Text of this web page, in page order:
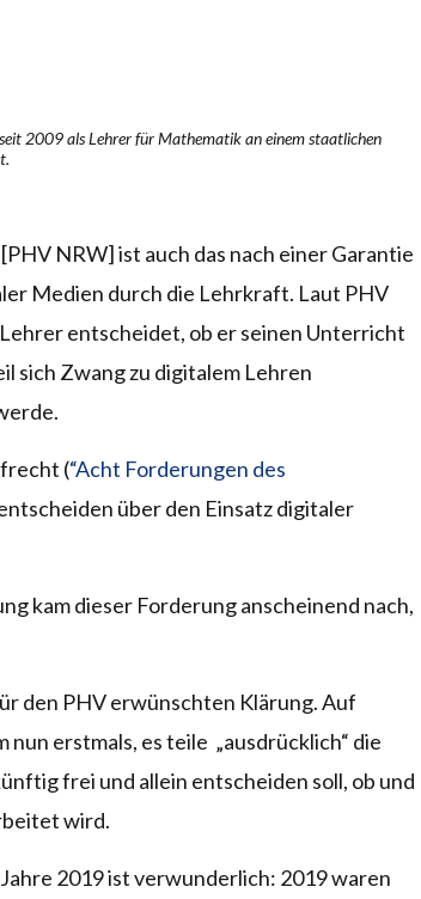
2009 als Lehrer für Mathematik an einem staatlichen
NRW] ist auch das nach einer Garantie
Medien durch die Lehrkraft. Laut PHV
entscheidet, ob er seinen Unterricht
sich Zwang zu digitalem Lehren
(“Acht Forderungen des
über den Einsatz digitaler
kam dieser Forderung anscheinend nach,
den PHV erwünschten Klärung. Auf
erstmals, es teile „ausdrücklich“ die
frei und allein entscheiden soll, ob und
wird.
2019 ist verwunderlich: 2019 waren